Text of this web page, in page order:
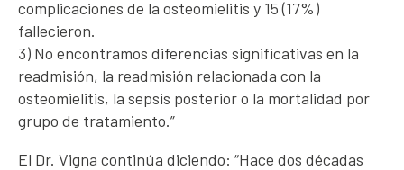
complicaciones de la osteomielitis y 15 (17%)
fallecieron.
3) No encontramos diferencias significativas en la
readmisión, la readmisión relacionada con la
osteomielitis, la sepsis posterior o la mortalidad por
grupo de tratamiento.”
El Dr. Vigna continúa diciendo: “Hace dos décadas